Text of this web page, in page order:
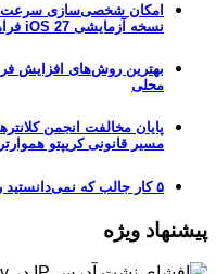
امکان شخصی‌سازی سرعت
نسخه آزمایشی iOS 27 فراهم شد
بهترین روش‌های افزایش
محلی
مسیر قانونی کریپتو
۵ کار جالب که نمی‌دانستید روتر وای فای شما می‌تواند انجام دهد
پیشنهاد ویژه